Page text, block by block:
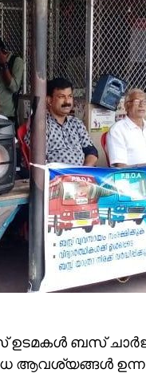
ഉടമകൾ ബസ്
ആവശ്യങ്ങൾ